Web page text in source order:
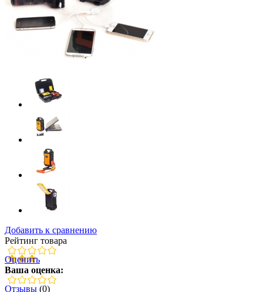
Добавить к сравнению
Рейтинг товара
Оценить
Ваша оценка:
Отзывы (0)